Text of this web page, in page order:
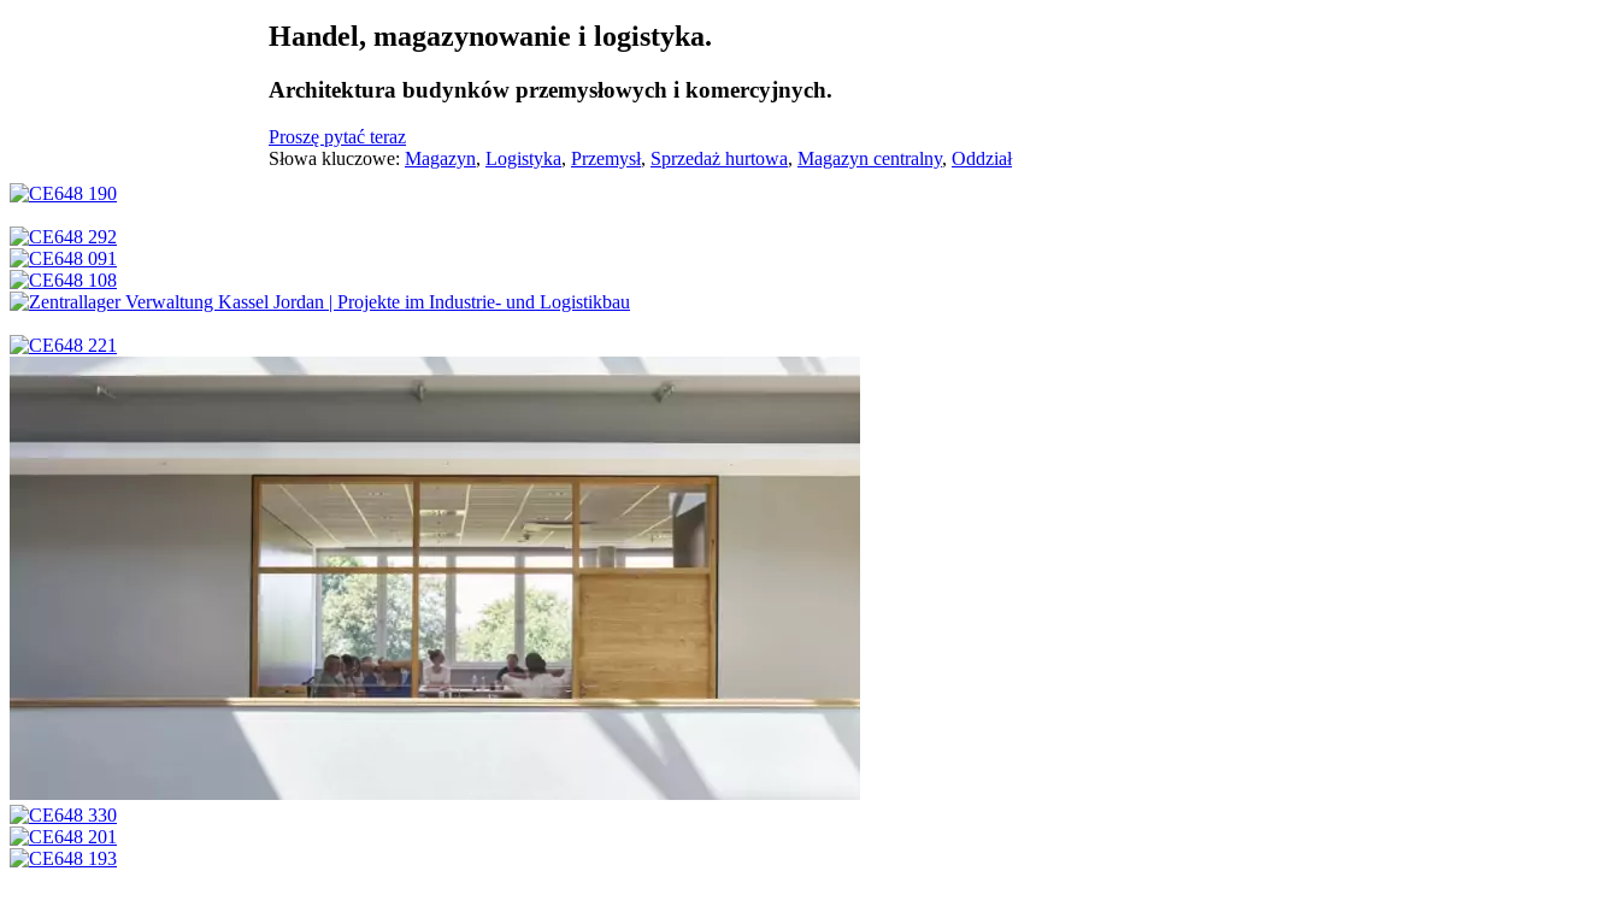
Handel, magazynowanie i logistyka.
Architektura budynków przemysłowych i komercyjnych.
Proszę pytać teraz
Słowa kluczowe: Magazyn, Logistyka, Przemysł, Sprzedaż hurtowa, Magazyn centralny, Oddział